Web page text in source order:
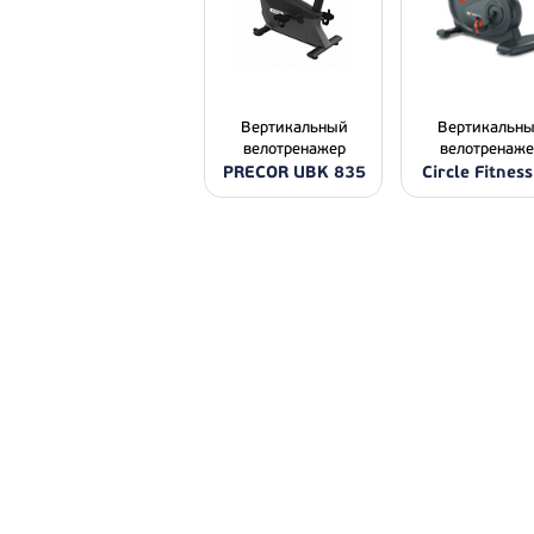
Вертикальный
велотренажер
PRECOR UBK 835 Circle